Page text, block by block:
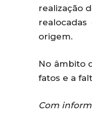
realização
origem.
No âmbito
fatos e a
Com